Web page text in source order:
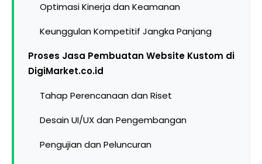
Optimasi Kinerja dan Keamanan
Keunggulan Kompetitif Jangka Panjang
Proses Jasa Pembuatan Website Kustom di
DigiMarket.co.id
Tahap Perencanaan dan Riset
Desain UI/UX dan Pengembangan
Pengujian dan Peluncuran